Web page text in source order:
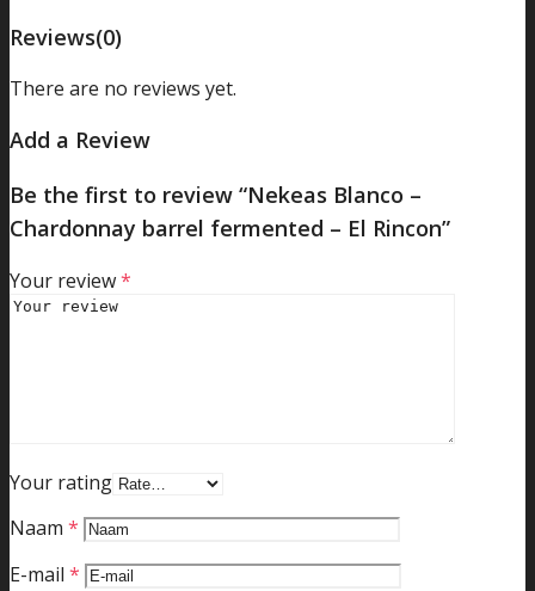
Reviews(0)
There are no reviews yet.
Add a Review
Be the first to review “Nekeas Blanco –
Chardonnay barrel fermented – El Rincon”
Your review*
Your rating
Naam *
E-mail *